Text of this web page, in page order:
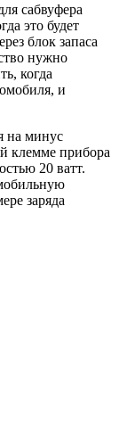
сабвуфера
это будет
блок запаса
нужно
когда
и
на минус
клемме прибора
20 ватт.
заряда